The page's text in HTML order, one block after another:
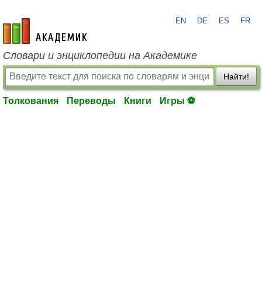
academic.ru
EN DE ES FR
Словари и энциклопедии на Академике
Найти!
Толкования Переводы Книги Игры ⚽